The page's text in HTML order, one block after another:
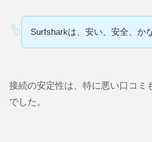
Surfsharkは、安い、安全、か
接続の安定性は、特に悪い口コミ
でした。